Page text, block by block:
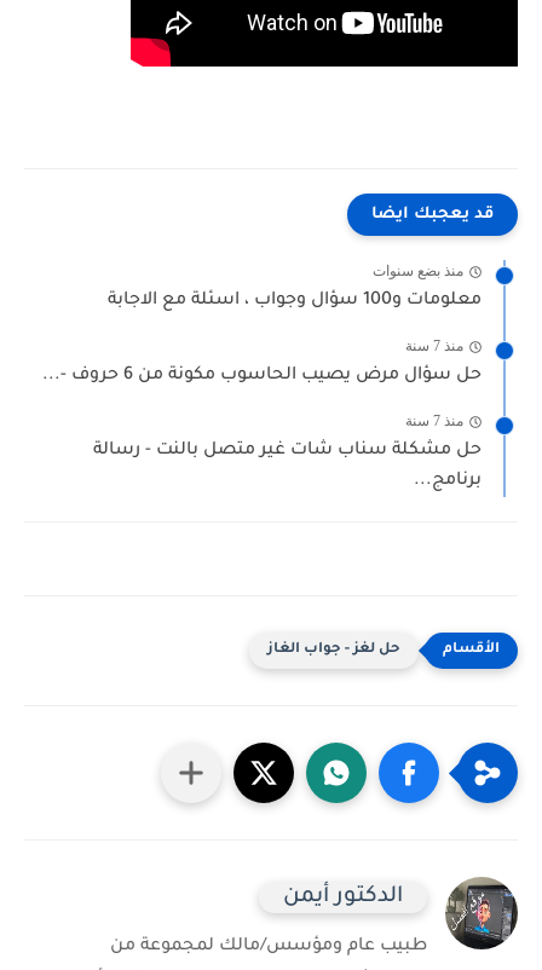
قد يعجبك ايضا
منذ بضع سنوات
معلومات و100 سؤال وجواب ، اسئلة مع الاجابة
منذ 7 سنة
حل سؤال مرض يصيب الحاسوب مكونة من 6 حروف -...
منذ 7 سنة
حل مشكلة سناب شات غير متصل بالنت - رسالة
برنامج...
حل لغز - جواب الغاز
الدكتور أيمن
طبيب عام ومؤسس/مالك لمجموعة من